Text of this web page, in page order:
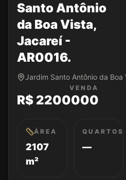
Santo Antônio
da Boa Vista,
Jacareí -
AR0016.
Jardim Santo Antônio da Boa
VENDA
R$ 2200000
ÁREA
2107
m²
QUARTOS
—